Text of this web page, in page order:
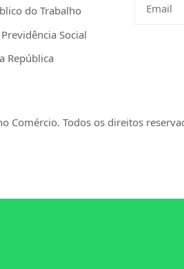
do Trabalho
Social
República
Comércio. Todos os direitos